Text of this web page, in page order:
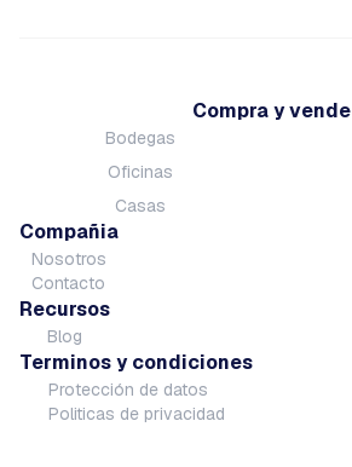
Compra y vende
Bodegas
Oficinas
Casas
Compañia
Nosotros
Contacto
Recursos
Blog
Terminos y condiciones
Protección de datos
Politicas de privacidad